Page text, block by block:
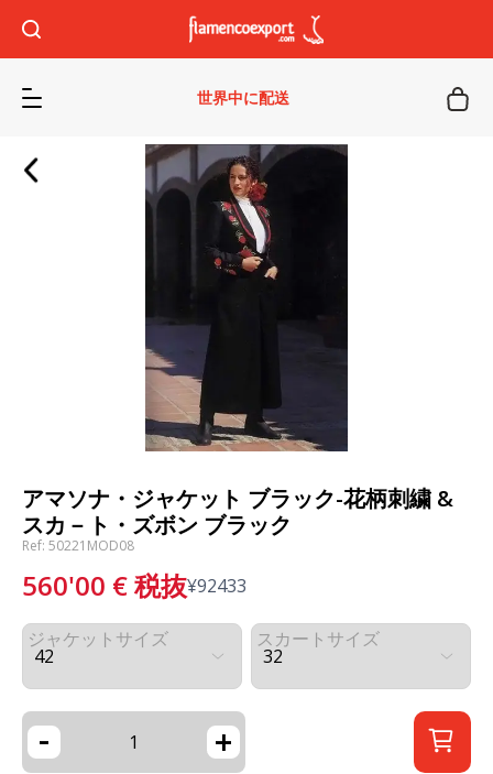
世界中に配送
アマソナ・ジャケット ブラック-花柄刺繍 &
スカ－ト・ズボン ブラック
Ref: 50221MOD08
560'00 €税抜¥92433
ジャケットサイズ スカートサイズ
- +